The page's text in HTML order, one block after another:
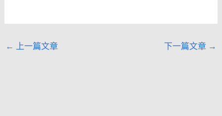
← 上一篇文章 下一篇文章 →